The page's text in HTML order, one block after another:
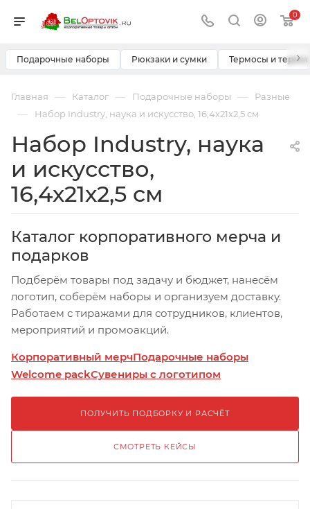
0
Подарочные наборы Рюкзаки и сумки Термосы и ›
Главная — Каталог — Подарочные наборы — Разные
— Набор Industry, наука и искусство, 16,4х21х2,5 см
Набор Industry, наука
и искусство,
16,4х21х2,5 см
Каталог корпоративного мерча и
подарков
Подберём товары под задачу и бюджет, нанесём
логотип, соберём наборы и организуем доставку.
Работаем с тиражами для сотрудников, клиентов,
мероприятий и промоакций.
Корпоративный мерчПодарочные наборы
Welcome packСувениры с логотипом
ПОЛУЧИТЬ ПОДБОРКУ И РАСЧЁТ
СМОТРЕТЬ КЕЙСЫ